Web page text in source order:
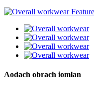
Aodach obrach iomlan